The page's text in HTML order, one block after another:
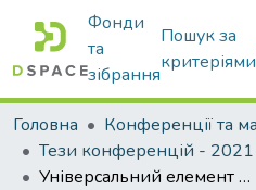
Фонди
та
зібрання
Пошук за
критеріями
Головна
Тези конференцій - 2021
Універсальний елемент конструкції виробу